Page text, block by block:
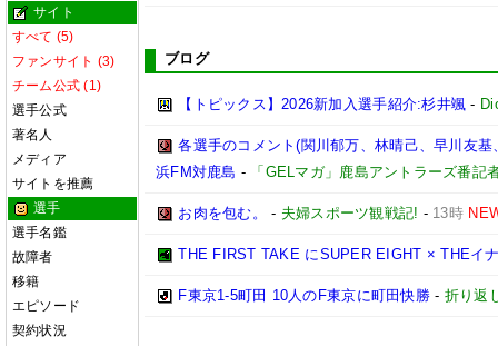
サイト
すべて (5)
ファンサイト (3)
チーム公式 (1)
選手公式
著名人
メディア
サイトを推薦
選手
選手名鑑
故障者
移籍
エピソード
契約状況
ブログ
【トピックス】2026新加入選手紹介:杉井颯 -
各選手のコメント(関川郁万、林晴己、早川友
浜FM対鹿島 - 「GELマガ」鹿島アントラーズ番記
お肉を包む。 - 夫婦スポーツ観戦記! - 13時
THE FIRST TAKE にSUPER EIGHT × THEイ
F東京1-5町田 10人のF東京に町田快勝- 折り返